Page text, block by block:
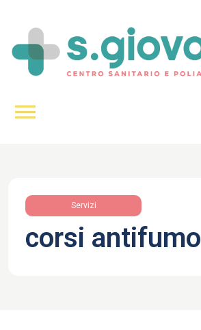
Servizi
corsi antifumo